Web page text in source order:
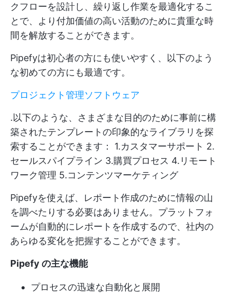
クフローを設計し、繰り返し作業を最適化するこ
とで、より付加価値の高い活動のために貴重な時
間を解放することができます。
Pipefyは初心者の方にも使いやすく、以下のよう
な初めての方にも最適です。
プロジェクト管理ソフトウェア
.以下のような、さまざまな目的のために事前に構
築されたテンプレートの印象的なライブラリを探
索することができます： 1.カスタマーサポート 2.
セールスパイプライン 3.購買プロセス 4.リモート
ワーク管理 5.コンテンツマーケティング
Pipefyを使えば、レポート作成のために情報の山
を調べたりする必要はありません。プラットフォ
ームが自動的にレポートを作成するので、社内の
あらゆる変化を把握することができます。
Pipefy の主な機能
プロセスの迅速な自動化と展開